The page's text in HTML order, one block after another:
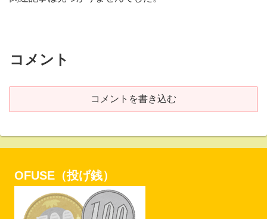
コメント
コメントを書き込む
OFUSE（投げ銭）